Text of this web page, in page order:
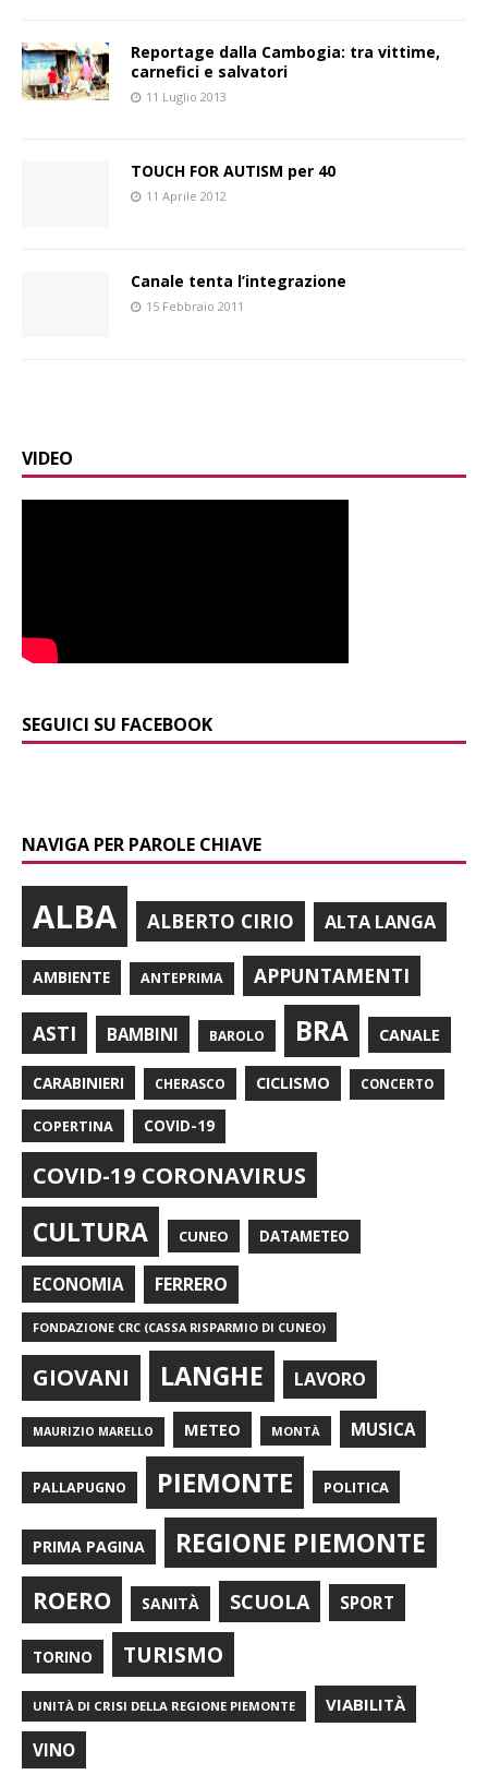
Reportage dalla Cambogia: tra vittime,
carnefici e salvatori
11 Luglio 2013
TOUCH FOR AUTISM per 40
11 Aprile 2012
Canale tenta l’integrazione
15 Febbraio 2011
VIDEO
SEGUICI SU FACEBOOK
NAVIGA PER PAROLE CHIAVE
ALBA ALBERTO CIRIO ALTA LANGA
AMBIENTE ANTEPRIMA APPUNTAMENTI
ASTI BAMBINI BAROLO BRA CANALE
CARABINIERI CHERASCO CICLISMO CONCERTO
COPERTINA COVID-19
COVID-19 CORONAVIRUS
CULTURA CUNEO DATAMETEO
ECONOMIA FERRERO
FONDAZIONE CRC (CASSA RISPARMIO DI CUNEO)
GIOVANI LANGHE LAVORO
MAURIZIO MARELLO METEO MONTÀ MUSICA
PALLAPUGNO PIEMONTE POLITICA
PRIMA PAGINA REGIONE PIEMONTE
ROERO SANITÀ SCUOLA SPORT
TORINO TURISMO
UNITÀ DI CRISI DELLA REGIONE PIEMONTE VIABILITÀ
VINO